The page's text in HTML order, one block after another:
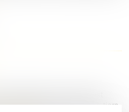
est nul s'il est
obtenues auprès de tiers